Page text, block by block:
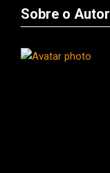
Sobre o Autor